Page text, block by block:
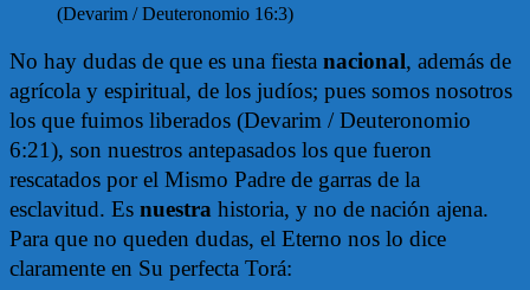
(Devarim / Deuteronomio 16:3)
No hay dudas de que es una fiesta nacional, además de
agrícola y espiritual, de los judíos; pues somos nosotros
los que fuimos liberados (Devarim / Deuteronomio
6:21), son nuestros antepasados los que fueron
rescatados por el Mismo Padre de garras de la
esclavitud. Es nuestra historia, y no de nación ajena.
Para que no queden dudas, el Eterno nos lo dice
claramente en Su perfecta Torá: